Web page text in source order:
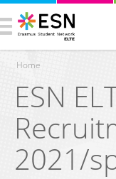
You are here
Home
ESN
2021/